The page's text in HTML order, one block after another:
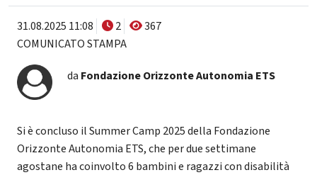
31.08.2025 11:08 2
367
COMUNICATO STAMPA
da Fondazione Orizzonte Autonomia ETS
Si è concluso il Summer Camp 2025 della Fondazione
Orizzonte Autonomia ETS, che per due settimane
agostane ha coinvolto 6 bambini e ragazzi con disabilità